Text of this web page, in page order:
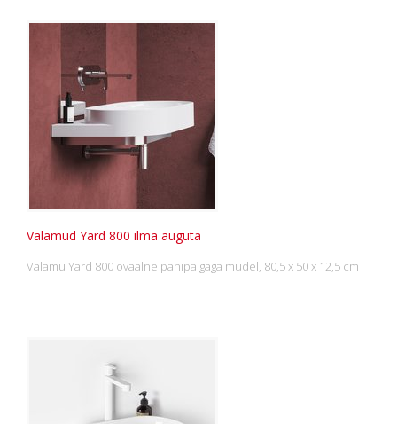
Valamud Yard 800 ilma auguta
Valamu Yard 800 ovaalne panipaigaga mudel, 80,5 x 50 x 12,5 cm